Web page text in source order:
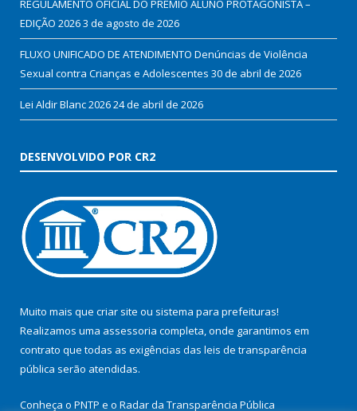
REGULAMENTO OFICIAL DO PRÊMIO ALUNO PROTAGONISTA –
EDIÇÃO 20263 de agosto de 2026
FLUXO UNIFICADO DE ATENDIMENTO Denúncias de Violência
Sexual contra Crianças e Adolescentes 30 de abril de 2026
Lei Aldir Blanc 202624 de abril de 2026
DESENVOLVIDO POR CR2
Muito mais que criar site ou sistema para prefeituras!
Realizamos uma assessoria completa, onde garantimos em
contrato que todas as exigências das leis de transparência
pública serão atendidas.
Conheça o PNTP e o Radar da Transparência Pública